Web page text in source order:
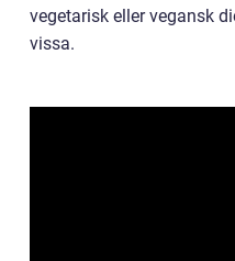
vegetarisk eller vegansk
vissa.